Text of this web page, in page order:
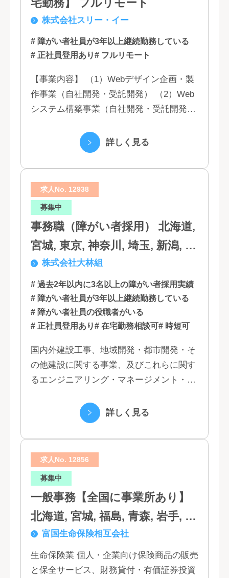
宅勤務】 フルリモート
株式会社スリー・イー
# 障がい者社員が3年以上継続勤務している
# 正社員登用あり# フルリモート
【事業内容】 （1）Webデザイン企画・製
作事業（自社開発・受託開発） （2）Web
システム構築事業（自社開発・受託開発）
（5）営業代行業務 （6...詳しく見る
求人No. 12938
募集中
事務職（障がい者採用） 北海道,
宮城, 東京, 神奈川, 埼玉, 新潟, 愛
知, 大阪, 京都, 兵庫, 広島, 香川,
福岡
株式会社大林組
# 過去2年以内に3名以上の障がい者採用実績
# 障がい者社員が3年以上継続勤務している
# 障がい者社員の役職者がいる
# 正社員登用あり# 在宅勤務相談可# 時短可
国内外建設工事、地域開発・都市開発・そ
の他建設に関する事業、及びこれらに関す
るエンジニアリング・マネージメント・コ
詳しく見る
求人No. 12856
募集中
一般事務【全国に事業所あり】
北海道, 宮城, 福島, 青森, 岩手, 秋
田, 山形, 東京, 神奈川, 千葉, 埼
玉, 茨城, 栃木, 群馬, 新潟, 石川,
富山, 福井, 長野, 山梨, 愛知, 静
富国生命保険相互会社
生命保険業 個人・企業向け保険商品の販売
と保全サービス、財務貸付・有価証券投資